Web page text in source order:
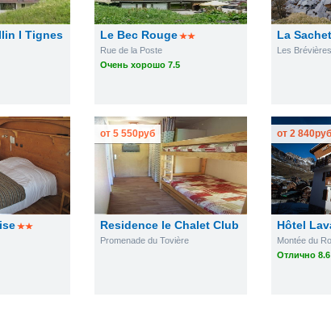
I Tignes Le Bec Rouge
Rue de la Poste
Очень хорошо 7.5
La
Les Brévières
Residence le Chalet Club
Promenade du Tovière
от 5 550руб
Hôtel
Montée du
Отлично 8.6
от2 840руб